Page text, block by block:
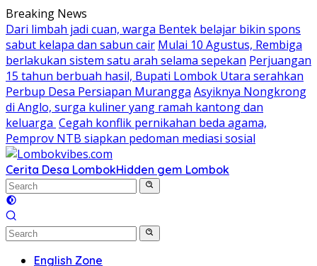
Skip
to
content
Breaking News
Dari limbah jadi cuan, warga Bentek belajar bikin spons
sabut kelapa dan sabun cair Mulai 10 Agustus, Rembiga
berlakukan sistem satu arah selama sepekan Perjuangan
15 tahun berbuah hasil, Bupati Lombok Utara serahkan
Perbup Desa Persiapan Murangga Asyiknya Nongkrong
di Anglo, surga kuliner yang ramah kantong dan
keluarga Cegah konflik pernikahan beda agama,
Pemprov NTB siapkan pedoman mediasi sosial
Cerita Desa LombokHidden gem Lombok
English Zone